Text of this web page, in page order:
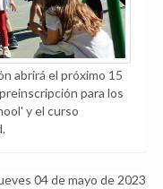
abrirá el próximo 15
para los
y el curso
04 de mayo de 2023